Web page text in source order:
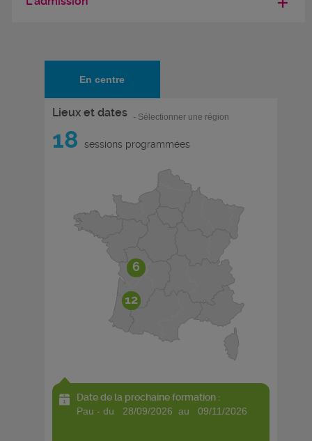
En centre
Lieux et dates - Sélectionner une région
18 sessions programmées
12
6
Date de la prochaine formation :
pau - du 28/09/2026 au 09/11/2026